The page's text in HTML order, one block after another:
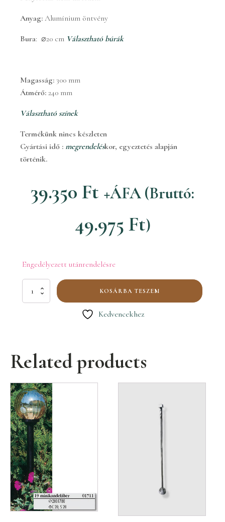
Anyag: Alumínium öntvény
Bura: ⌀20 cm Választható búrák
Magasság: 300 mm
Átmérő: 240 mm
Választható színek
Termékünk nincs készleten
Gyártási idő : megrendeléskor, egyeztetés alapján
történik.
39.350 Ft +ÁFA (Bruttó:
49.975 Ft)
Engedélyezett utánrendelésre
KOSÁRBA TESZEM
Kedvencekhez
Related products